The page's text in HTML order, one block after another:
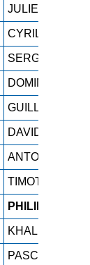
JULIEN
CYRIL
SERGE
DOMINIQUE
GUILLAUME
DAVID
ANTOINE
TIMOTHY
PHILIPPE
KHALID
PASCAL